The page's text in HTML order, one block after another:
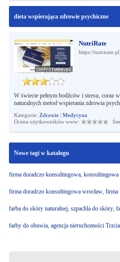
dieta wspierająca zdrowie psychiczne
NutriRate
https://nutrirate.pl
W świecie pełnym bodźców i stresu, coraz
naturalnych metod wspierania zdrowia
Kategorie: Zdrowie| Medycyna
Ocena użytkowników www:
Nowe tagi w katalogu
firma doradczo konsultingowa, konsultingowa
firma doradczo konsultingowa wrocław, firma
farba do skóry naturalnej, szpachla do skóry,
farby do obuwia, agencja nieruchomości